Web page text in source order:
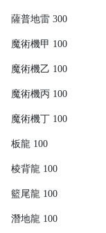
薩普地雷 300
魔術機甲 100
魔術機乙 100
魔術機丙 100
魔術機丁 100
板龍 100
棱背龍 100
籃尾龍 100
潛地龍 100